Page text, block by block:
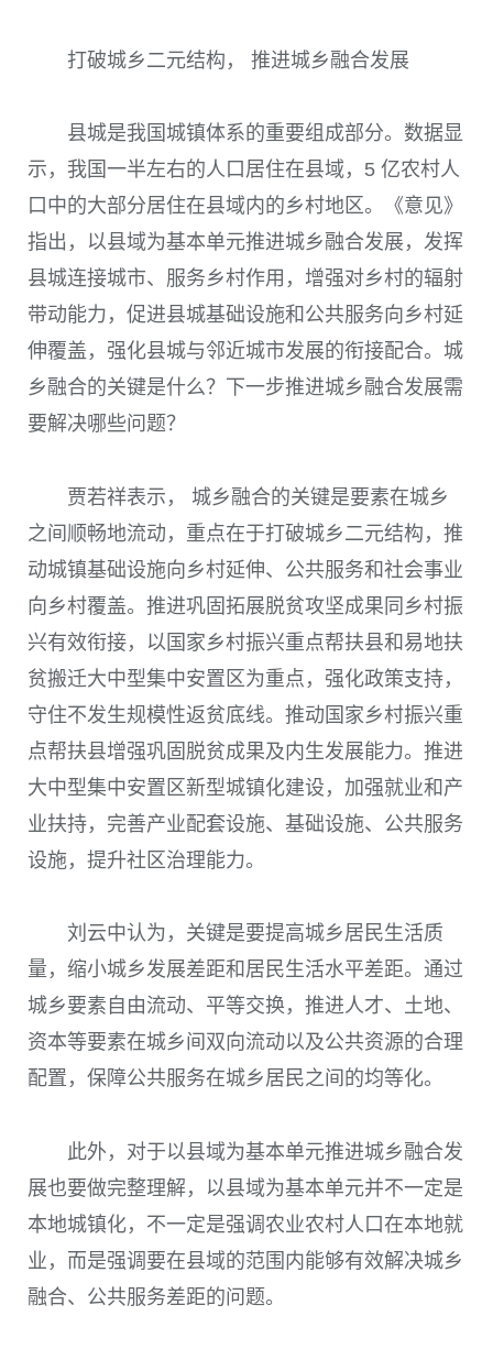
打破城乡二元结构， 推进城乡融合发展
县城是我国城镇体系的重要组成部分。数据显
示，我国一半左右的人口居住在县域， 5 亿农村人
口中的大部分居住在县域内的乡村地区。《意见》
指出，以县域为基本单元推进城乡融合发展，发挥
县城连接城市、服务乡村作用，增强对乡村的辐射
带动能力，促进县城基础设施和公共服务向乡村延
伸覆盖，强化县城与邻近城市发展的衔接配合。城
乡融合的关键是什么？下一步推进城乡融合发展需
要解决哪些问题？
贾若祥表示， 城乡融合的关键是要素在城乡
之间顺畅地流动，重点在于打破城乡二元结构，推
动城镇基础设施向乡村延伸、公共服务和社会事业
向乡村覆盖。推进巩固拓展脱贫攻坚成果同乡村振
兴有效衔接，以国家乡村振兴重点帮扶县和易地扶
贫搬迁大中型集中安置区为重点，强化政策支持，
守住不发生规模性返贫底线。推动国家乡村振兴重
点帮扶县增强巩固脱贫成果及内生发展能力。推进
大中型集中安置区新型城镇化建设，加强就业和产
业扶持，完善产业配套设施、基础设施、公共服务
设施，提升社区治理能力。
刘云中认为，关键是要提高城乡居民生活质
量，缩小城乡发展差距和居民生活水平差距。通过
城乡要素自由流动、平等交换，推进人才、土地、
资本等要素在城乡间双向流动以及公共资源的合理
配置，保障公共服务在城乡居民之间的均等化。
此外，对于以县域为基本单元推进城乡融合发
展也要做完整理解，以县域为基本单元并不一定是
本地城镇化，不一定是强调农业农村人口在本地就
业，而是强调要在县域的范围内能够有效解决城乡
融合、公共服务差距的问题。